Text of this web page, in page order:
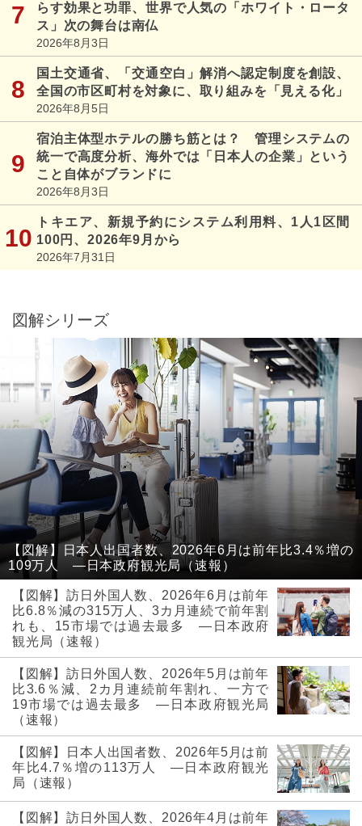
らす効果と功罪、世界で人気の「ホワイト・ロータ
ス」次の舞台は南仏
2026年8月3日
国土交通省、「交通空白」解消へ認定制度を創設、
全国の市区町村を対象に、取り組みを「見える化」
2026年8月5日
宿泊主体型ホテルの勝ち筋とは？ 管理システムの
統一で高度分析、海外では「日本人の企業」という
こと自体がブランドに
2026年8月3日
トキエア、新規予約にシステム利用料、1人1区間
100円、2026年9月から
2026年7月31日
図解シリーズ
【図解】日本人出国者数、2026年6月は前年比3.4％増の
109万人 ―日本政府観光局（速報）
【図解】訪日外国人数、2026年6月は前年
比6.8％減の315万人、3カ月連続で前年割
れも、15市場では過去最多 ―日本政府
観光局（速報）
【図解】訪日外国人数、2026年5月は前年
比3.6％減、2カ月連続前年割れ、一方で
19市場では過去最多 ―日本政府観光局
（速報）
【図解】日本人出国者数、2026年5月は前
年比4.7％増の113万人 ―日本政府観光
局（速報）
【図解】訪日外国人数、2026年4月は前年